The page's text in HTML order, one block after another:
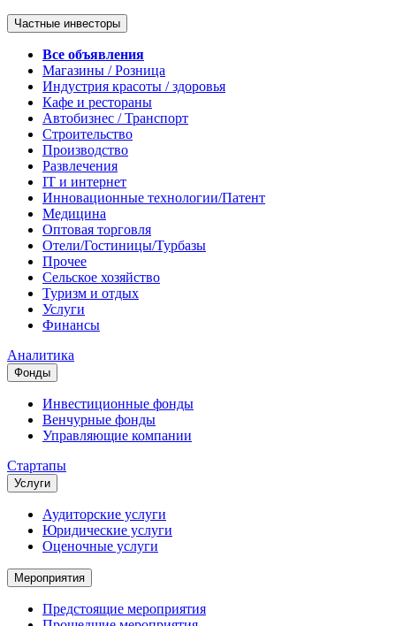
Частные инвесторы
Все объявления
Магазины / Розница
Индустрия красоты / здоровья
Кафе и рестораны
Автобизнес / Транспорт
Строительство
Производство
Развлечения
IT и интернет
Инновационные технологии/Патент
Медицина
Оптовая торговля
Отели/Гостиницы/Турбазы
Прочее
Сельское хозяйство
Туризм и отдых
Услуги
Финансы
Аналитика
Фонды
Инвестиционные фонды
Венчурные фонды
Управляющие компании
Стартапы
Услуги
Аудиторские услуги
Юридические услуги
Оценочные услуги
Мероприятия
Предстоящие мероприятия